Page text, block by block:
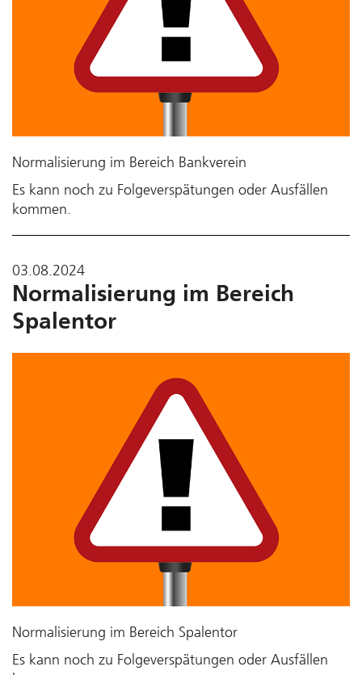
Normalisierung im Bereich Bankverein
Es kann noch zu Folgeverspätungen oder Ausfällen
kommen.
03.08.2024
Normalisierung im Bereich
Spalentor
Normalisierung im Bereich Spalentor
Es kann noch zu Folgeverspätungen oder Ausfällen